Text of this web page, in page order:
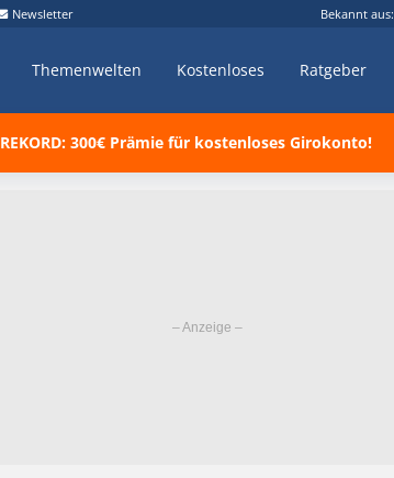
Newsletter Bekannt aus:
Themenwelten Kostenloses Ratgeber
REKORD: 300€ Prämie für kostenloses Girokonto!